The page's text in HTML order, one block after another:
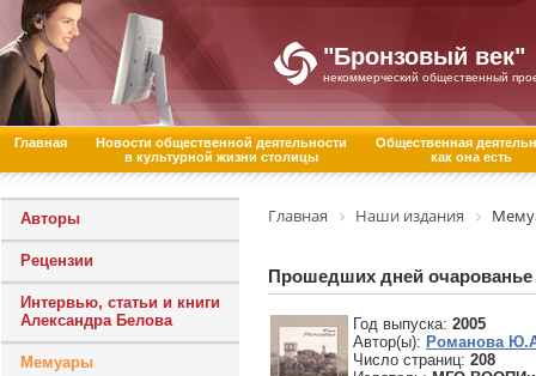
"Бронзовый век"
некоммерческий общественный
Главная
Новости общественной деятельности
в культурной жизни столицы
Общественная
как она есть
Авторы
Рецензии
Интервью, статьи и книги
Александра Белова
Мемуары
Главная Наши издания
Прошедших дней очарованье
Год выпуска: 2005
Автор(ы): Романова
Число страниц: 208